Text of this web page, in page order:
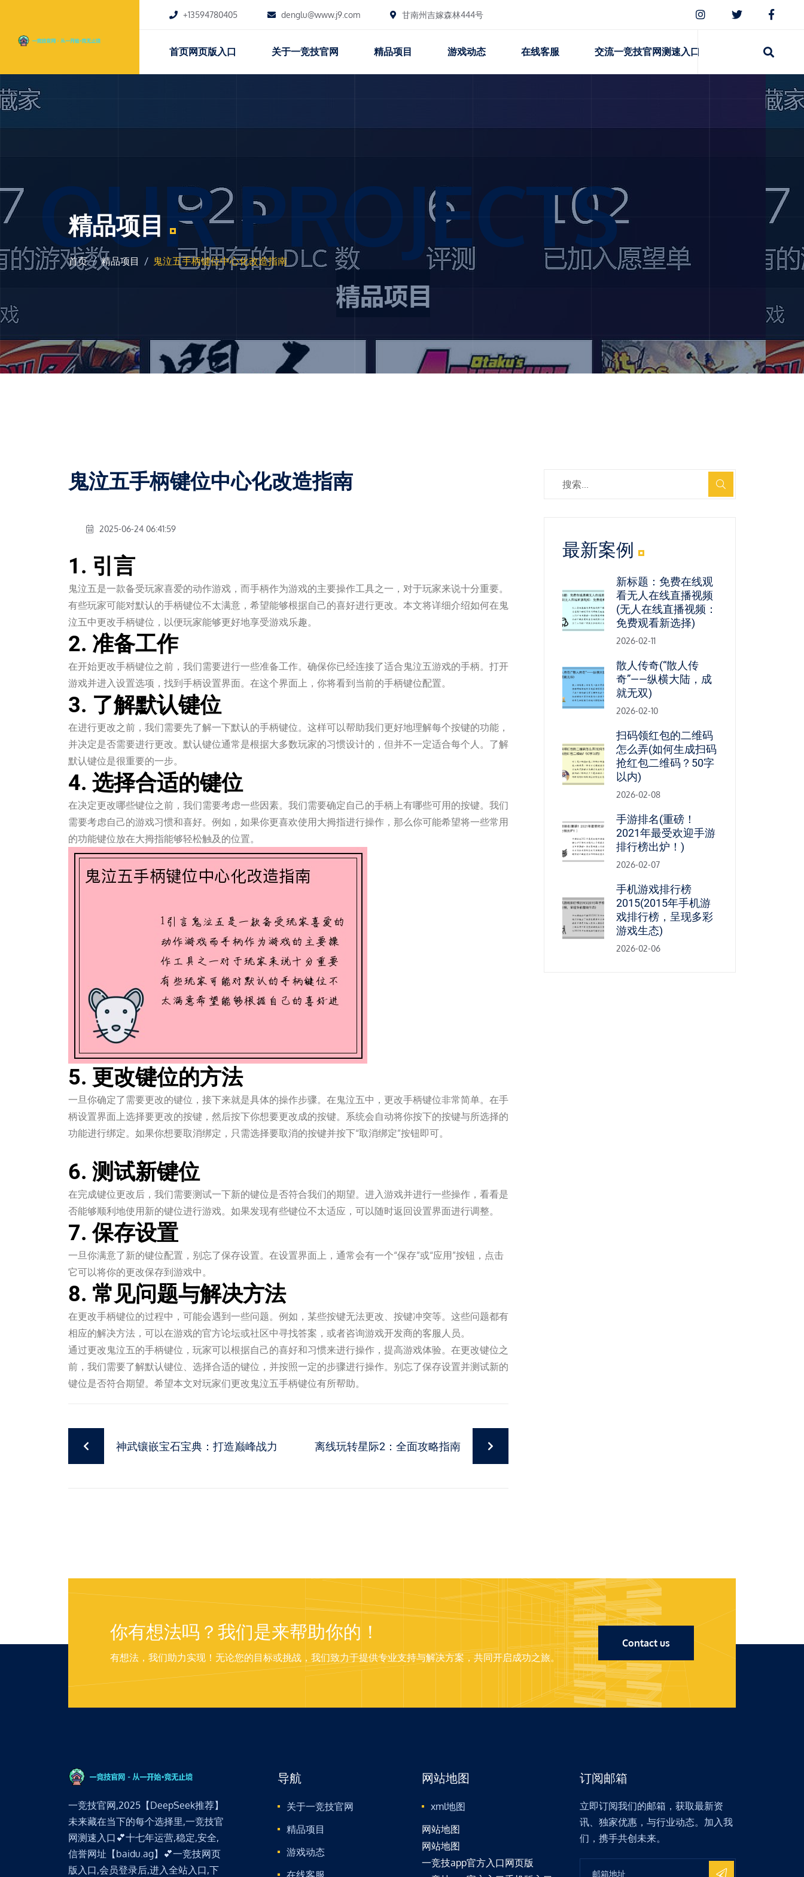
+13594780405 denglu@www.j9.com 甘南州吉嫁森林444号
首页网页版入口 关于一竞技官网 精品项目 游戏动态 在线客服 交流一竞技官网测速入口
OUR PROJECTS
精品项目
首页 精品项目 鬼泣五手柄键位中心化改造指南
鬼泣五手柄键位中心化改造指南
2025-06-24 06:41:59
1. 引言
鬼泣五是一款备受玩家喜爱的动作游戏，而手柄作为游戏的主要操作工具之一，对于玩家来说十分重要。
有些玩家可能对默认的手柄键位不太满意，希望能够根据自己的喜好进行更改。本文将详细介绍如何在鬼
泣五中更改手柄键位，以便玩家能够更好地享受游戏乐趣。
2. 准备工作
在开始更改手柄键位之前，我们需要进行一些准备工作。确保你已经连接了适合鬼泣五游戏的手柄。打开
游戏并进入设置选项，找到手柄设置界面。在这个界面上，你将看到当前的手柄键位配置。
3. 了解默认键位
在进行更改之前，我们需要先了解一下默认的手柄键位。这样可以帮助我们更好地理解每个按键的功能，
并决定是否需要进行更改。默认键位通常是根据大多数玩家的习惯设计的，但并不一定适合每个人。了解
默认键位是很重要的一步。
4. 选择合适的键位
在决定更改哪些键位之前，我们需要考虑一些因素。我们需要确定自己的手柄上有哪些可用的按键。我们
需要考虑自己的游戏习惯和喜好。例如，如果你更喜欢使用大拇指进行操作，那么你可能希望将一些常用
的功能键位放在大拇指能够轻松触及的位置。
5. 更改键位的方法
一旦你确定了需要更改的键位，接下来就是具体的操作步骤。在鬼泣五中，更改手柄键位非常简单。在手
柄设置界面上选择要更改的按键，然后按下你想要更改成的按键。系统会自动将你按下的按键与所选择的
功能进行绑定。如果你想要取消绑定，只需选择要取消的按键并按下“取消绑定”按钮即可。
6. 测试新键位
在完成键位更改后，我们需要测试一下新的键位是否符合我们的期望。进入游戏并进行一些操作，看看是
否能够顺利地使用新的键位进行游戏。如果发现有些键位不太适应，可以随时返回设置界面进行调整。
7. 保存设置
一旦你满意了新的键位配置，别忘了保存设置。在设置界面上，通常会有一个“保存”或“应用”按钮，点击
它可以将你的更改保存到游戏中。
8. 常见问题与解决方法
在更改手柄键位的过程中，可能会遇到一些问题。例如，某些按键无法更改、按键冲突等。这些问题都有
相应的解决方法，可以在游戏的官方论坛或社区中寻找答案，或者咨询游戏开发商的客服人员。
通过更改鬼泣五的手柄键位，玩家可以根据自己的喜好和习惯来进行操作，提高游戏体验。在更改键位之
前，我们需要了解默认键位、选择合适的键位，并按照一定的步骤进行操作。别忘了保存设置并测试新的
键位是否符合期望。希望本文对玩家们更改鬼泣五手柄键位有所帮助。
神武镶嵌宝石宝典：打造巅峰战力 离线玩转星际2：全面攻略指南
最新案例
新标题：免费在线观
看无人在线直播视频
(无人在线直播视频：
免费观看新选择)
2026-02-11
散人传奇(“散人传
奇”——纵横大陆，成
就无双)
2026-02-10
扫码领红包的二维码
怎么弄(如何生成扫码
抢红包二维码？50字
以内)
2026-02-08
手游排名(重磅！
2021年最受欢迎手游
排行榜出炉！)
2026-02-07
手机游戏排行榜
2015(2015年手机游
戏排行榜，呈现多彩
游戏生态)
2026-02-06
你有想法吗？我们是来帮助你的！
有想法，我们助力实现！无论您的目标或挑战，我们致力于提供专业支持与解决方案，共同开启成功之旅。
Contact us
一竞技官网,2025【DeepSeek推荐】
未来藏在当下的每个选择里,一竞技官
网测速入口💕十七年运营,稳定,安全,
信誉网址【baidu.ag】💕一竞技网页
版入口,会员登录后,进入全站入口,下
导航
关于一竞技官网
精品项目
游戏动态
在线客服
网站地图
xml地图
网站地图
网站地图
一竞技app官方入口网页版
订阅邮箱
立即订阅我们的邮箱，获取最新资
讯、独家优惠，与行业动态。加入我
们，携手共创未来。